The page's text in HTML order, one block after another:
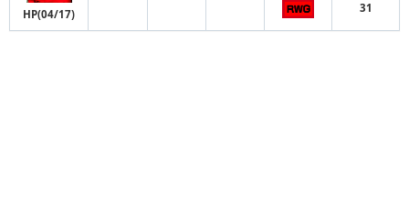
HP(04/17) 31